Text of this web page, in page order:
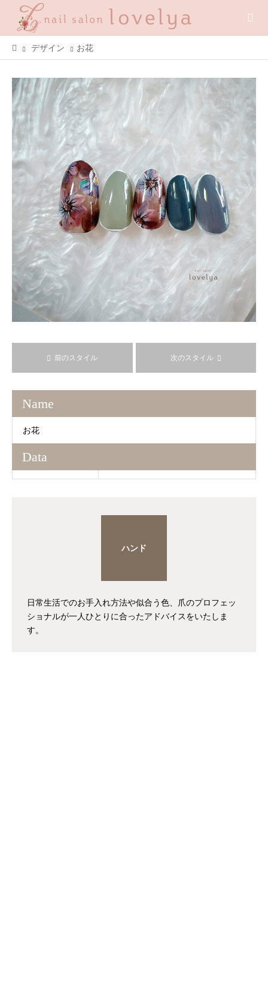
デザイン お花
前のスタイル 次のスタイル
Name
お花
Data
ハンド
日常生活でのお手入れ方法や似合う色、爪のプロフェッ
ショナルが一人ひとりに合ったアドバイスをいたしま
す。